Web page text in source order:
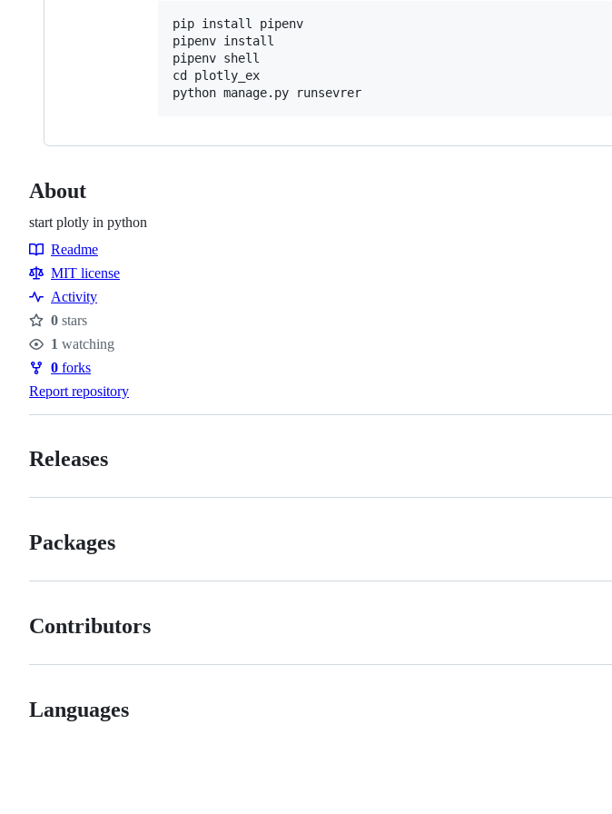
pip install pipenv
pipenv install
pipenv shell
cd plotly_ex
About
start plotly in python
Resources
Readme
MIT license
Activity
Stars
0 stars
Watchers
1 watching
Forks
0 forks
Report repository
Releases
Packages
Contributors
Languages